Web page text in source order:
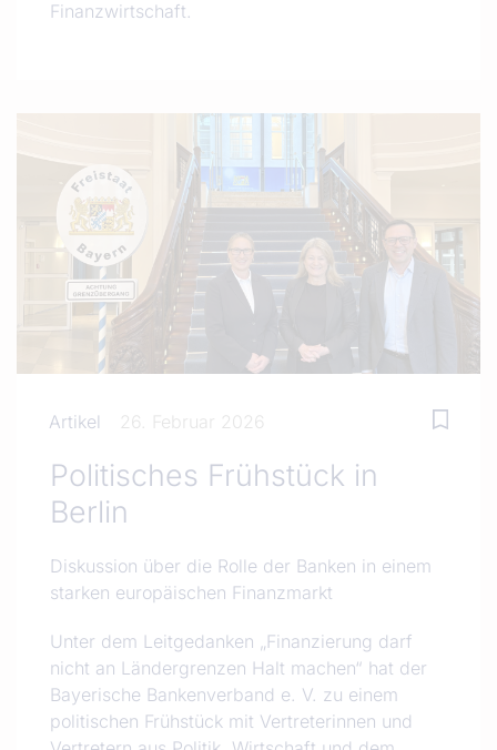
Finanzwirtschaft.
Artikel 26. Februar 2026
Politisches Frühstück in
Berlin
Diskussion über die Rolle der Banken in einem
starken europäischen Finanzmarkt
Unter dem Leitgedanken „Finanzierung darf
nicht an Ländergrenzen Halt machen“ hat der
Bayerische Bankenverband e. V. zu einem
politischen Frühstück mit Vertreterinnen und